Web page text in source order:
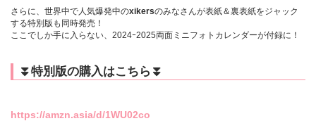
さらに、世界中で人気爆発中のxikersのみなさんが表紙＆裏表紙をジャック
する特別版も同時発売！
ここでしか手に入らない、2024ｰ2025両面ミニフォトカレンダーが付録に！
⏬特別版の購入はこちら⏬
https://amzn.asia/d/1WU02co